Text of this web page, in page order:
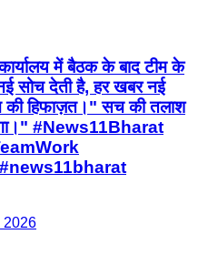
में बैठक के बाद टीम के
सोच देती है, हर खबर नई
की हिफाज़त।" सच की तलाश
#News11Bharat
2026